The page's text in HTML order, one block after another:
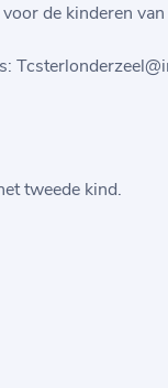
de kinderen
tweede kind.